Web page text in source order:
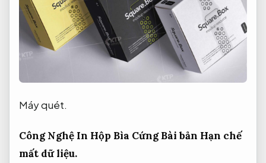
Máy quét.
Công Nghệ In Hộp Bìa Cứng Bài bản Hạn chế
mất dữ liệu.